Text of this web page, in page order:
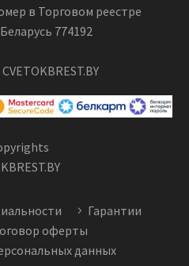
в Торговом реестре
774192
Гарантии
оферты
данных